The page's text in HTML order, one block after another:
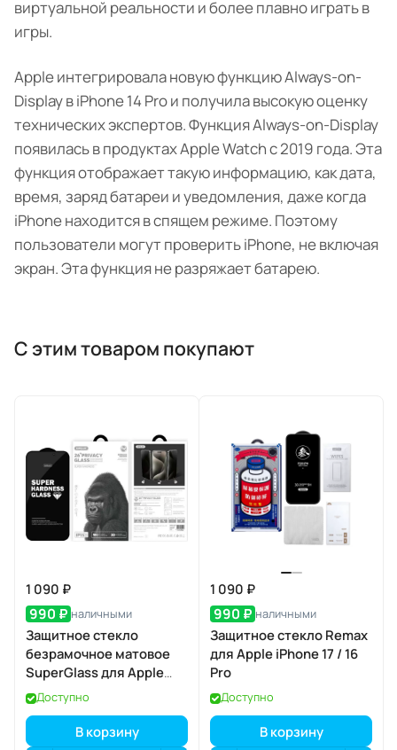
виртуальной реальности и более плавно играть в
игры.
Apple интегрировала новую функцию Always-on-
Display в iPhone 14 Pro и получила высокую оценку
технических экспертов. Функция Always-on-Display
появилась в продуктах Apple Watch с 2019 года. Эта
функция отображает такую ​​информацию, как дата,
время, заряд батареи и уведомления, даже когда
iPhone находится в спящем режиме. Поэтому
пользователи могут проверить iPhone, не включая
экран. Эта функция не разряжает батарею.
С этим товаром покупают
1 090 ₽
990 ₽ наличными
Защитное стекло
безрамочное матовое
SuperGlass для Apple
iPhone 17 Pro
Доступно
В корзину
1 090 ₽
990 ₽ наличными
Защитное стекло Remax
для Apple iPhone 17 / 16
Pro
Доступно
В корзину